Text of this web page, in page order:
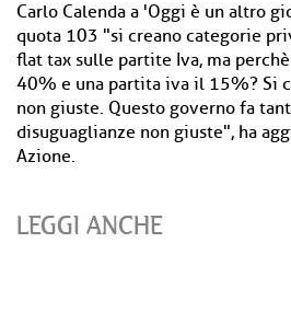
Carlo Calenda a 'Oggi è un altro
quota 103 "si creano categorie
flat tax sulle partite Iva, ma
40% e una partita iva il 15%? Si
non giuste. Questo governo fa
disuguaglianze non giuste", ha
Azione.
LEGGI ANCHE